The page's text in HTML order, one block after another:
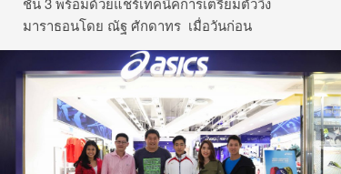
มาราธอนโดย ณัฐ ศักดาทร เมื่อวันก่อน